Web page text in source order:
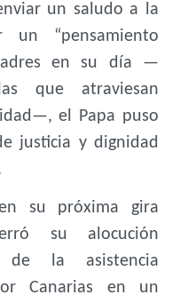
un saludo a la
un “pensamiento
en su día —
que atraviesan
el Papa puso
justicia y dignidad
su próxima gira
su alocución
la asistencia
Canarias en un